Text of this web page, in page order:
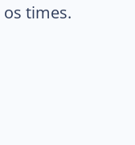
times.